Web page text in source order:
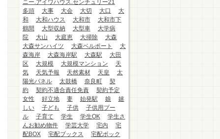
ニー.アイワハウス.センチュリー21
多頭
大事 大会 大切 大口
大
和
大和ハウス 大和市
大和市下
鶴間
大型収納 大型車
大学病
院
大山 大庭恵 大掃除
大森
大森サンハイツ
大森ベルポート
大
森海岸
大森海岸駅 大森駅
大田
区
大規模 大規模マンション
天
気
天気予報 天然素材 天皇
太
陽光パネル
太鼓橋 奈良町
契
約
契約不適合責任免責
契約予定
女性
好立地 妻 始発駅 娘
嬉
しい
子ども 子供
子供用プー
ル
子育て 学生 学生OK
学生さ
んお勧め物件
学芸大学 宅内
宅
配BOX
宅配ブックス
宅配ボック